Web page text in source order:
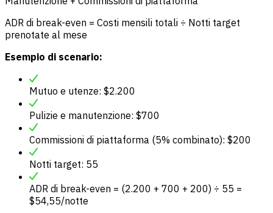
ADR di break-even = Costi mensili totali ÷ Notti target
prenotate al mese
Esempio di scenario:
Mutuo e utenze: $2.200
Pulizie e manutenzione: $700
Commissioni di piattaforma (5% combinato): $200
Notti target: 55
ADR di break-even = (2.200 + 700 + 200) ÷ 55 =
$54,55/notte